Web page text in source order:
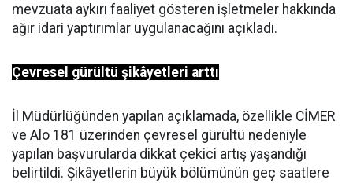
mevzuata aykırı faaliyet gösteren işletmeler hakkında
ağır idari yaptırımlar uygulanacağını açıkladı.
Çevresel gürültü şikâyetleri arttı
İl Müdürlüğünden yapılan açıklamada, özellikle CİMER
ve Alo 181 üzerinden çevresel gürültü nedeniyle
yapılan başvurularda dikkat çekici artış yaşandığı
belirtildi. Şikâyetlerin büyük bölümünün geç saatlere